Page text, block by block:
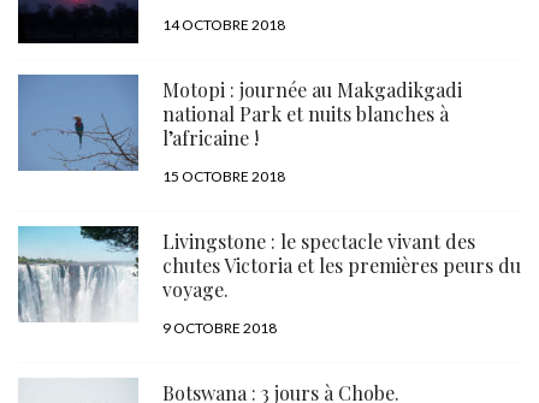
PUBLIÉ
14 OCTOBRE 2018
Motopi : journée au Makgadikgadi
national Park et nuits blanches à
l’africaine !
PUBLIÉ
15 OCTOBRE 2018
Livingstone : le spectacle vivant des
chutes Victoria et les premières peurs du
voyage.
PUBLIÉ
9 OCTOBRE 2018
Botswana : 3 jours à Chobe.